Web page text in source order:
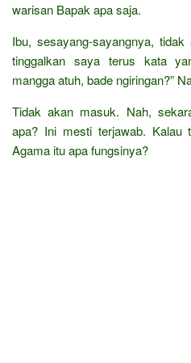
warisan Bapak apa saja.
Ibu, sesayang-sayangnya,
tinggalkan saya terus kata
mangga atuh, bade ngiringan?”
Tidak akan masuk. Nah,
apa? Ini mesti terjawab. Kalau
Agama itu apa fungsinya?